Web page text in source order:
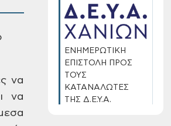
να
να
ΕΝΗΜΕΡΩΤΙΚΗ
ΕΠΙΣΤΟΛΗ ΠΡΟΣ
ΤΟΥΣ
ΚΑΤΑΝΑΛΩΤΕΣ
ΤΗΣ Δ.Ε.Υ.Α.